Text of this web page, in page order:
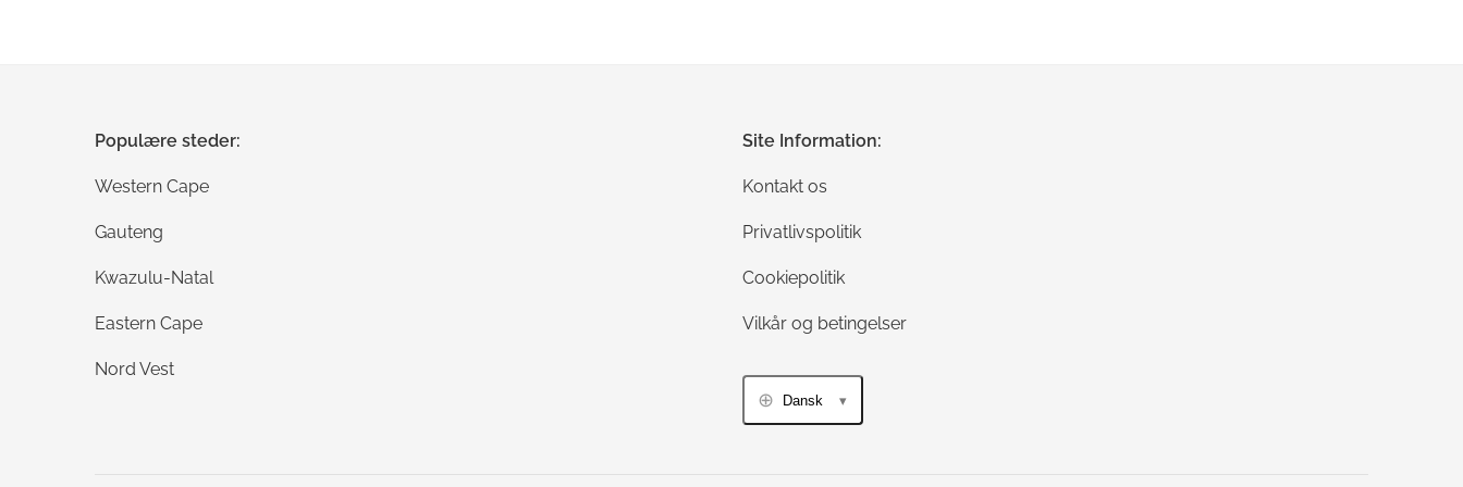
Populære steder:
Western Cape
Gauteng
Kwazulu-Natal
Eastern Cape
Nord Vest
Site Information:
Kontakt os
Privatlivspolitik
Cookiepolitik
Vilkår og betingelser
Dansk